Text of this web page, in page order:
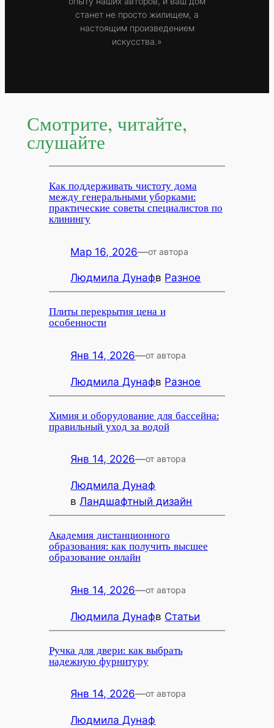
станет не просто жилищем, а
настоящим произведением
искусства.»
Смотрите, читайте,
слушайте
Как поддерживать чистоту дома
между генеральными уборками:
практические советы специалистов по
клинингу
Мар 16, 2026—от автора
Людмила Дунафв Разное
Плиты перекрытия цена и
особенности
Янв 14, 2026—от автора
Людмила Дунафв Разное
Химия и оборудование для бассейна:
правильный уход за водой
Янв 14, 2026—от автора
Людмила Дунаф
вЛандшафтный дизайн
Академия дистанционного
образования: как получить высшее
образование онлайн
Янв 14, 2026—от автора
Людмила Дунафв Статьи
Ручка для двери: как выбрать
надежную фурнитуру
Янв 14, 2026—от автора
Людмила Дунаф